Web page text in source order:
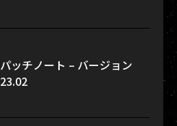
パッチノート – バージョン
23.02